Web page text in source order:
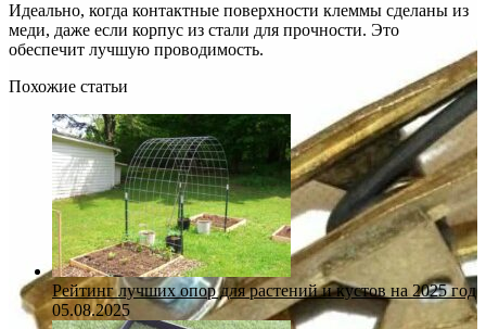
Идеально, когда контактные поверхности клеммы сделаны из
меди, даже если корпус из стали для прочности. Это
обеспечит лучшую проводимость.
Похожие статьи
Рейтинг лучших опор для растений и кустов на 2025 год
05.08.2025